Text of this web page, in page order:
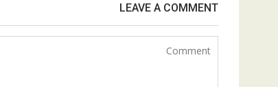
LEAVE A COMMENT